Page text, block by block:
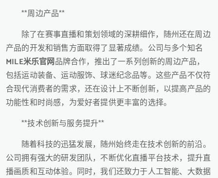
**周边产品**
除了在赛事直播和策划领域的深耕细作，随州还在周边
产品的开发和销售方面取得了显著成绩。公司与多个知名
MILE米乐官网品牌合作，推出了一系列创新的周边产品，
包括运动装备、运动服饰、球迷纪念品等。这些产品不仅符
合现代消费者的需求，还在设计上不断创新，以提高产品的
功能性和时尚感，为爱好者提供更丰富的选择。
**技术创新与服务提升**
随着科技的迅猛发展，随州始终走在技术创新的前沿。
公司拥有强大的研发团队，不断优化直播平台技术，提升直
播画质和互动体验。同时，我们还致力于人工智能、大数据